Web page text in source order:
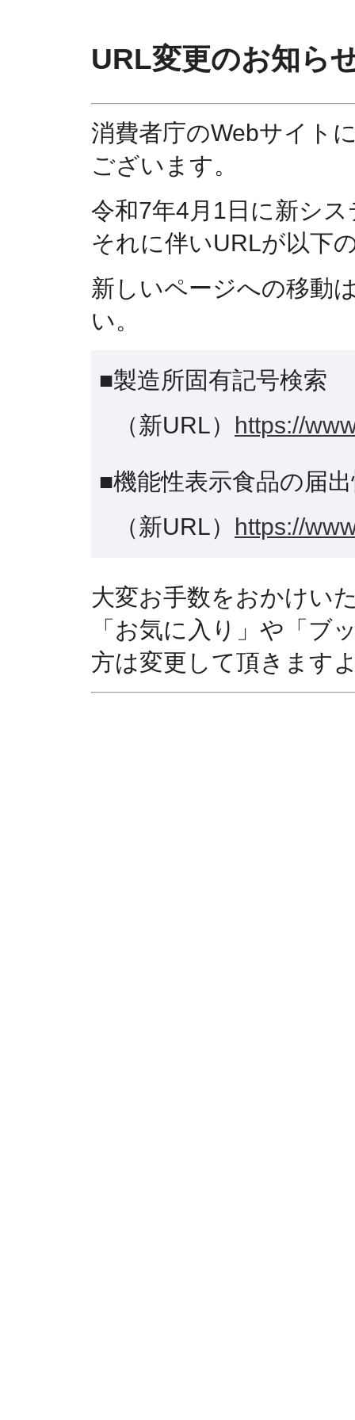
URL変更のお知ら
消費者庁のWebサイト
ございます。
令和7年4月1日に新シ
それに伴いURLが以下
新しいページへの移動
い。
■製造所固有記号検索
（新URL） https://
■機能性表示食品の届
（新URL） https://
大変お手数をおかけい
「お気に入り」や「ブ
方は変更して頂きます